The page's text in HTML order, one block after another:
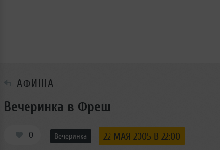
АФИША
Вечеринка в Фреш
0 Вечеринка 22 МАЯ 2005 В 22:00